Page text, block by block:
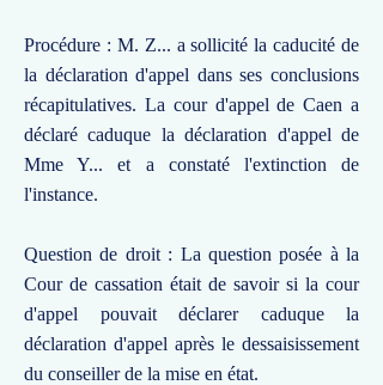
Procédure : M. Z... a sollicité la caducité de
la déclaration d'appel dans ses conclusions
récapitulatives. La cour d'appel de Caen a
déclaré caduque la déclaration d'appel de
Mme Y... et a constaté l'extinction de
l'instance.
Question de droit : La question posée à la
Cour de cassation était de savoir si la cour
d'appel pouvait déclarer caduque la
déclaration d'appel après le dessaisissement
du conseiller de la mise en état.